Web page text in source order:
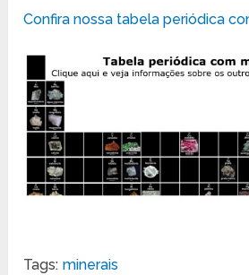
Confira nossa tabela periódica
Tags: minerais